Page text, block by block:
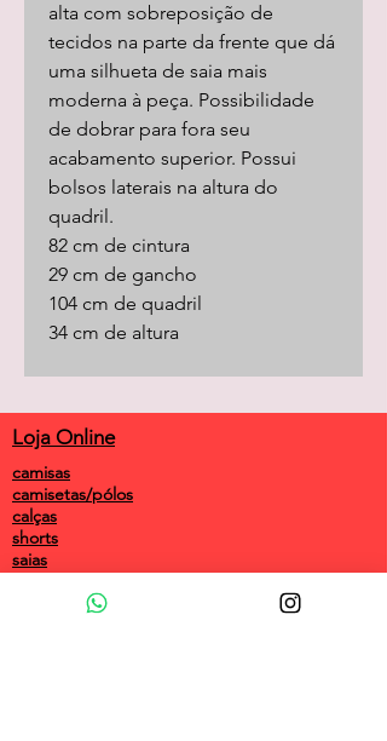
alta com sobreposição de
tecidos na parte da frente que dá
uma silhueta de saia mais
moderna à peça. Possibilidade
de dobrar para fora seu
acabamento superior. Possui
bolsos laterais na altura do
quadril.
82 cm de cintura
29 cm de gancho
104 cm de quadril
34 cm de altura
Loja Online
camisas
camisetas/pólos
calças
shorts
saias